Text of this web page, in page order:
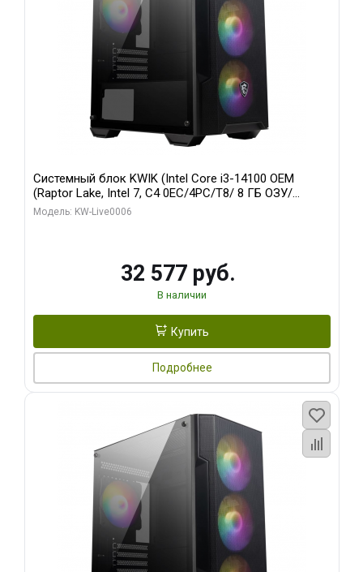
Системный блок KWIK (Intel Core i3-14100 OEM
(Raptor Lake, Intel 7, C4 0EC/4PC/T8/ 8 ГБ ОЗУ/
встроенная графика/ 128 ГБ SSD)
Модель: KW-Live0006
32 577 руб.
В наличии
Купить
Подробнее